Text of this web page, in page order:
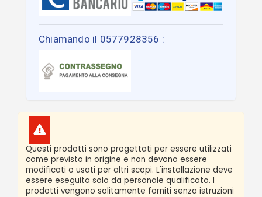
Chiamando il 0577928356 :
Questi prodotti sono progettati per essere utilizzati
come previsto in origine e non devono essere
modificati o usati per altri scopi. L'installazione deve
essere eseguita solo da personale qualificato. I
prodotti vengono solitamente forniti senza istruzioni